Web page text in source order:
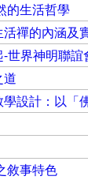
的生活哲學
禪的內涵及
世界神明聯誼
道
設計：以「
敘事特色